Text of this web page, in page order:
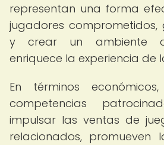
representan una forma
jugadores comprometidos,
y crear un ambiente
enriquece la experiencia de
En términos
competencias
impulsar las ventas de
relacionados, promueven